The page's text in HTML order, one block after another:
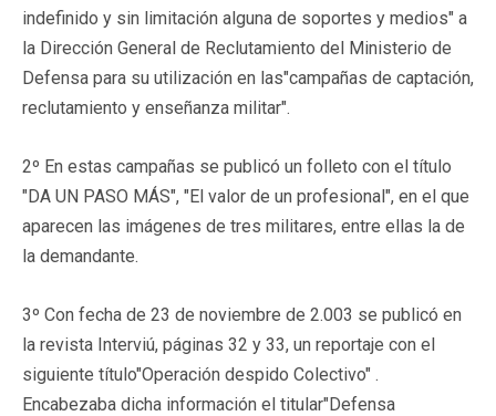
indefinido y sin limitación alguna de soportes y medios" a
la Dirección General de Reclutamiento del Ministerio de
Defensa para su utilización en las"campañas de captación,
reclutamiento y enseñanza militar".
2º En estas campañas se publicó un folleto con el título
"DA UN PASO MÁS", "El valor de un profesional", en el que
aparecen las imágenes de tres militares, entre ellas la de
la demandante.
3º Con fecha de 23 de noviembre de 2.003 se publicó en
la revista Interviú, páginas 32 y 33, un reportaje con el
siguiente título"Operación despido Colectivo" .
Encabezaba dicha información el titular"Defensa